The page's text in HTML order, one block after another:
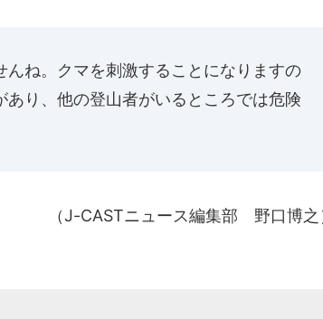
んね。クマを刺激することになりますの
り、他の登山者がいるところでは危険
（J-CASTニュース編集部 野口博之